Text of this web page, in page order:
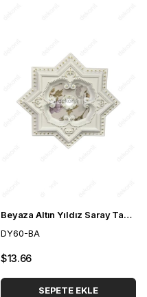
Beyaza Altın Yıldız Saray Tavan 60cm
DY60-BA
$13.66
SEPETE EKLE